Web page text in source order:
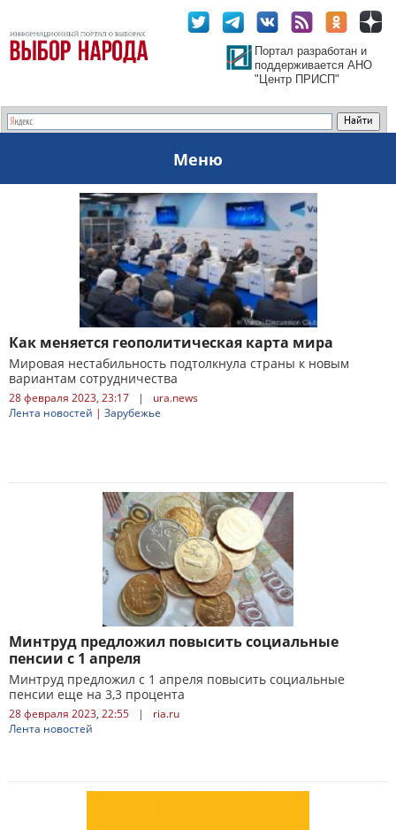
Портал разработан и
поддерживается АНО
"Центр ПРИСП"
Меню
Как меняется геополитическая карта мира
Мировая нестабильность подтолкнула страны к новым
вариантам сотрудничества
28 февраля 2023, 23:17 |
ura.news
Лента новостей | Зарубежье
Минтруд предложил повысить социальные
пенсии с 1 апреля
Минтруд предложил с 1 апреля повысить социальные
пенсии еще на 3,3 процента
28 февраля 2023, 22:55 |
ria.ru
Лента новостей